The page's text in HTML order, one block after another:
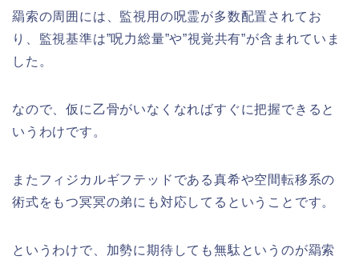
羂索の周囲には、監視用の呪霊が多数配置されてお
り、監視基準は”呪力総量”や”視覚共有”が含まれていま
した。
なので、仮に乙骨がいなくなればすぐに把握できると
いうわけです。
またフィジカルギフテッドである真希や空間転移系の
術式をもつ冥冥の弟にも対応してるということです。
というわけで、加勢に期待しても無駄というのが羂索